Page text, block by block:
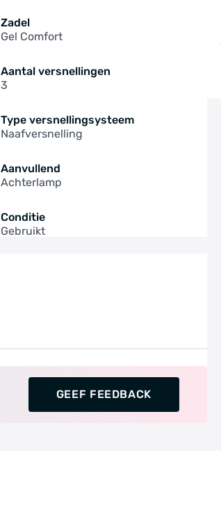
Zadel
Gel Comfort
Aantal versnellingen
3
Type versnellingsysteem
Naafversnelling
Aanvullend
Achterlamp
Conditie
Gebruikt
GEEF FEEDBACK